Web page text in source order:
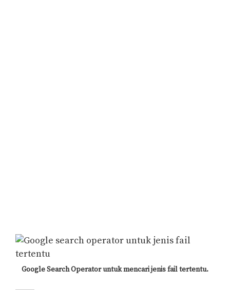
Google Search Operator untuk mencari jenis fail tertentu.